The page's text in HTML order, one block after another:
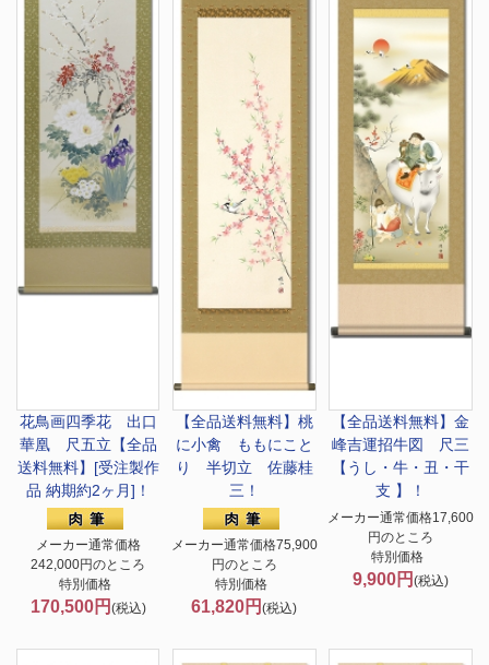
花鳥画四季花 出口
華凰 尺五立【全品
送料無料】[受注製作
品 納期約2ヶ月]！
メーカー通常価格
242,000円のところ
特別価格
170,500円 (税込)
【全品送料無料】 桃
に小禽 ももにこと
り 半切立 佐藤桂
三！
メーカー通常価格75,900
円のところ
特別価格
61,820円(税込)
【全品送料無料】金
峰吉運招牛図 尺三
【うし・牛・丑・干
支 】！
メーカー通常価格17,600
円のところ
特別価格
9,900円(税込)